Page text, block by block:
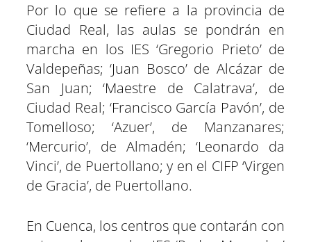
Por lo que se refiere a la provincia de
Ciudad Real, las aulas se pondrán en
marcha en los IES ‘Gregorio Prieto’ de
Valdepeñas; ‘Juan Bosco’ de Alcázar de
San Juan; ‘Maestre de Calatrava’, de
Ciudad Real; ‘Francisco García Pavón’, de
Tomelloso; ‘Azuer’, de Manzanares;
‘Mercurio’, de Almadén; ‘Leonardo da
Vinci’, de Puertollano; y en el CIFP ‘Virgen
de Gracia’, de Puertollano.
En Cuenca, los centros que contarán con